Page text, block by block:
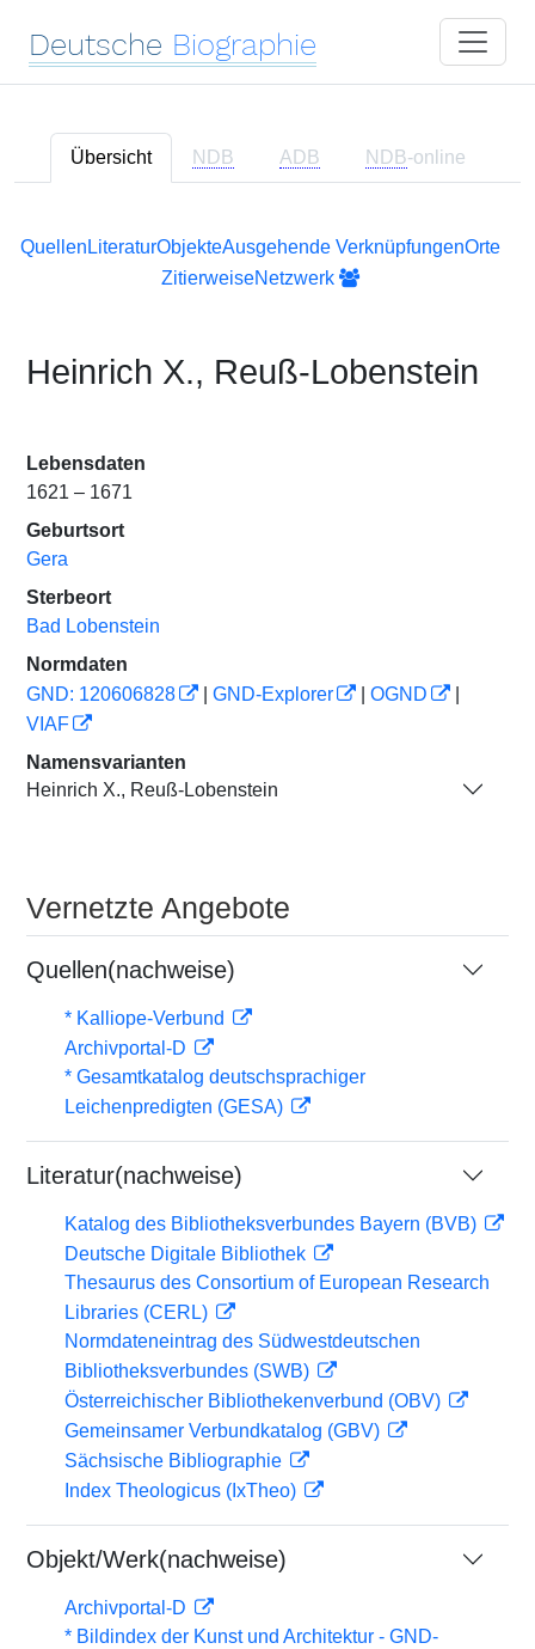
Deutsche Biographie
Übersicht NDB ADB NDB-online
Quellen LiteraturObjekteAusgehende VerknüpfungenOrte
ZitierweiseNetzwerk
Heinrich X., Reuß-Lobenstein
Lebensdaten
1621 – 1671
Geburtsort
Gera
Sterbeort
Bad Lobenstein
Normdaten
GND: 120606828
GND-Explorer OGND
VIAF
Namensvarianten
Heinrich X., Reuß-Lobenstein
Vernetzte Angebote
Quellen(nachweise)
* Kalliope-Verbund
Archivportal-D
* Gesamtkatalog deutschsprachiger
Leichenpredigten (GESA)
Literatur(nachweise)
Katalog des Bibliotheksverbundes Bayern (BVB)
Deutsche Digitale Bibliothek
Thesaurus des Consortium of European Research
Libraries (CERL)
Normdateneintrag des Südwestdeutschen
Bibliotheksverbundes (SWB)
Österreichischer Bibliothekenverbund (OBV)
Gemeinsamer Verbundkatalog (GBV)
Sächsische Bibliographie
Index Theologicus (IxTheo)
Objekt/Werk(nachweise)
Archivportal-D
* Bildindex der Kunst und Architektur - GND-